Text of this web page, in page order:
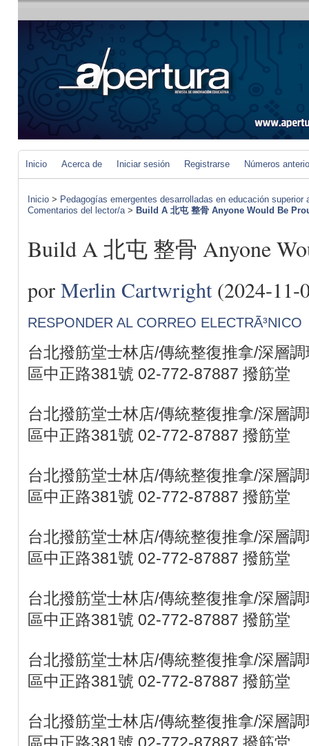
Inicio Acerca de Iniciar sesión Registrarse Números
Inicio > Pedagogías emergentes desarrolladas en educación
Comentarios del lector/a> Build A 北屯 整骨 Anyone Would Be
Build A 北屯 整骨 Anyone
por Merlin Cartwright(2024-11-
RESPONDER AL CORREO ELECTRÃ³NICO
台北撥筋堂士林店/傳統整復推拿/深層
區中正路381號 02-772-87887 撥筋堂
台北撥筋堂士林店/傳統整復推拿/深層
區中正路381號 02-772-87887 撥筋堂
台北撥筋堂士林店/傳統整復推拿/深層
區中正路381號 02-772-87887 撥筋堂
台北撥筋堂士林店/傳統整復推拿/深層
區中正路381號 02-772-87887 撥筋堂
台北撥筋堂士林店/傳統整復推拿/深層
區中正路381號 02-772-87887 撥筋堂
台北撥筋堂士林店/傳統整復推拿/深層
區中正路381號 02-772-87887 撥筋堂
台北撥筋堂士林店/傳統整復推拿/深層
區中正路381號 02-772-87887 撥筋堂